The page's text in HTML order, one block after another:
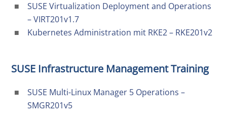
SUSE Virtualization Deployment and Operations
– VIRT201v1.7
Kubernetes Administration mit RKE2 – RKE201v2
SUSE Infrastructure Management Training
SUSE Multi-Linux Manager 5 Operations –
SMGR201v5